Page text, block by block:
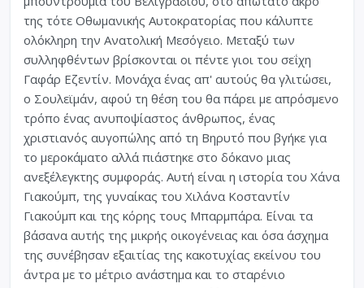
της τότε Οθωμανικής Αυτοκρατορίας που κάλυπτε
ολόκληρη την Ανατολική Μεσόγειο. Μεταξύ των
συλληφθέντων βρίσκονται οι πέντε γιοι του σεΐχη
Γαφάρ Εζεντίν. Μονάχα ένας απ' αυτούς θα γλιτώσει,
ο Σουλεϊμάν, αφού τη θέση του θα πάρει με απρόσμενο
τρόπο ένας ανυποψίαστος άνθρωπος, ένας
χριστιανός αυγοπώλης από τη Βηρυτό που βγήκε για
το μεροκάματο αλλά πιάστηκε στο δόκανο μιας
ανεξέλεγκτης συμφοράς. Αυτή είναι η ιστορία του Χάνα
Γιακούμπ, της γυναίκας του Χιλάνα Κοσταντίν
Γιακούμπ και της κόρης τους Μπαρμπάρα. Είναι τα
βάσανα αυτής της μικρής οικογένειας και όσα άσχημα
της συνέβησαν εξαιτίας της κακοτυχίας εκείνου του
άντρα με το μέτριο ανάστημα και το σταρένιο